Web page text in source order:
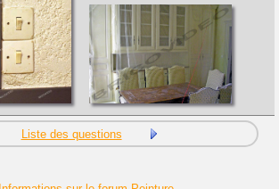
Liste des questions